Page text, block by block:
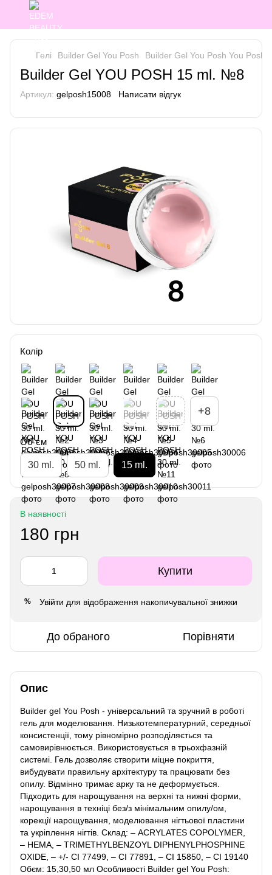
Гелі Builder Gel You Posh Builder Gel You Posh You Posh
Builder Gel YOU POSH 15 ml. №8
Артикул: gelposh15008 Написати відгук
Колір
+8
Об`єм
30 ml. 50 ml. 15 ml.
В наявності
180 грн
Купити
% Увійти для відображення накопичувальної знижки
До обраного Порівняти
Опис
Builder gel You Posh - універсальний та зручний в роботі
гель для моделювання. Низькотемпературний, середньої
консистенції, тому рівномірно розподіляється та
самовирівнюється. Використовується в трьохфазній
системі. Гель дозволяє створити міцне покриття,
вибудувати правильну архітектуру та працювати без
опилу. Відмінно тримає арку та не деформується.
Підходить для нарощування на верхні та нижні форми,
нарощування в техніці без/з мінімальним опилу/ом,
корекції нарощування, моделювання нігтьової пластини
та укріплення нігтів. Склад: – ACRYLATES COPOLYMER,
– HEMA, – TRIMETHYLBENZOYL DIPHENYLPHOSPHINE
OXIDE, – +/- CI 77499, – CI 77891, – CI 15850, – CI 19140
Обєм: 15,30,50 мл Особливості Builder gel You Posh: